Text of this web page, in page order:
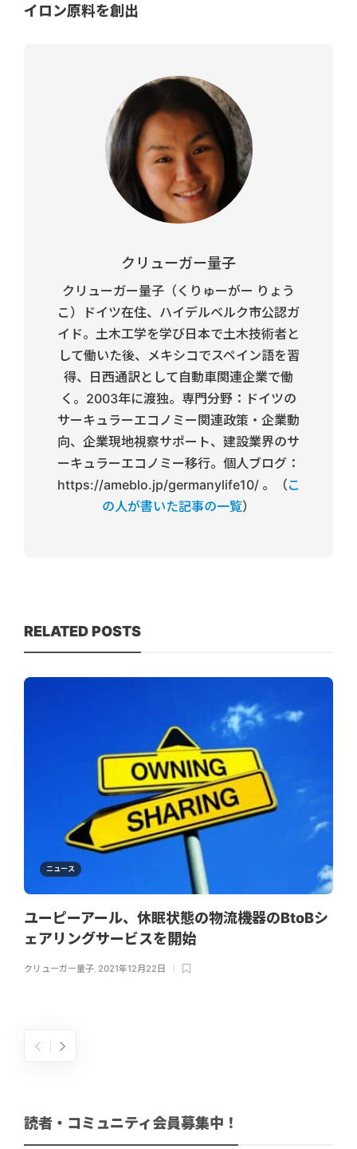
イロン原料を創出
クリューガー量子
クリューガー量子（くりゅーがー りょう
こ）ドイツ在住、ハイデルベルク市公認ガ
イド。土木工学を学び日本で土木技術者と
して働いた後、メキシコでスペイン語を習
得、日西通訳として自動車関連企業で働
く。2003年に渡独。専門分野：ドイツの
サーキュラーエコノミー関連政策・企業動
向、企業現地視察サポート、建設業界のサ
ーキュラーエコノミー移行。個人ブログ：
https://ameblo.jp/germanylife10/ 。（こ
の人が書いた記事の一覧）
RELATED POSTS
ニュース
ユーピーアール、休眠状態の物流機器のBtoBシ
ェアリングサービスを開始
クリューガー量子 2021年12月22日
読者・コミュニティ会員募集中！